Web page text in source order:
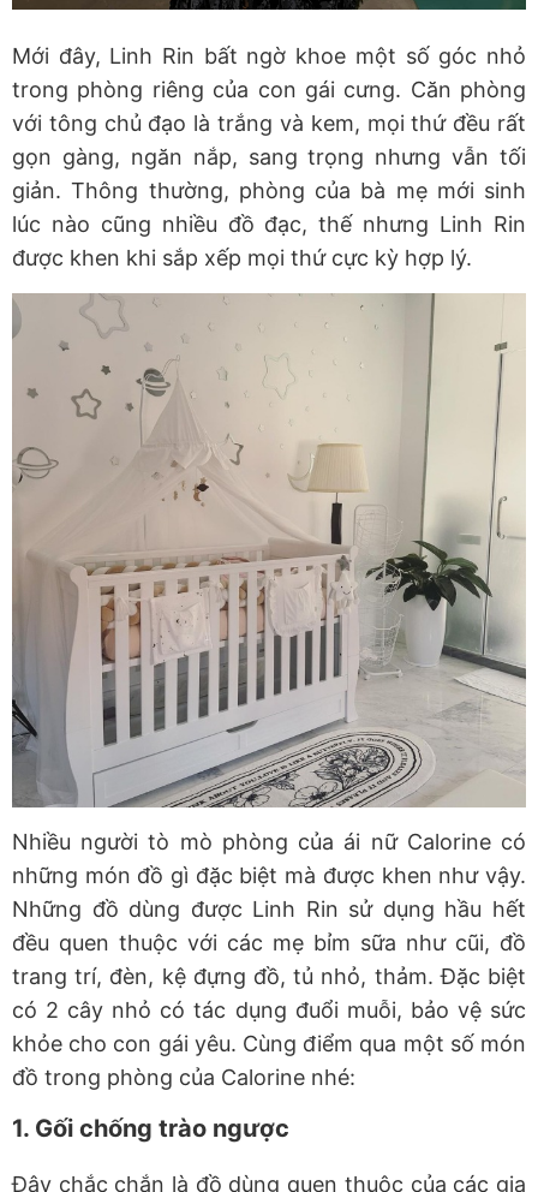
Mới đây, Linh Rin bất ngờ khoe một số góc nhỏ
trong phòng riêng của con gái cưng. Căn phòng
với tông chủ đạo là trắng và kem, mọi thứ đều rất
gọn gàng, ngăn nắp, sang trọng nhưng vẫn tối
giản. Thông thường, phòng của bà mẹ mới sinh
lúc nào cũng nhiều đồ đạc, thế nhưng Linh Rin
được khen khi sắp xếp mọi thứ cực kỳ hợp lý.
Nhiều người tò mò phòng của ái nữ Calorine có
những món đồ gì đặc biệt mà được khen như vậy.
Những đồ dùng được Linh Rin sử dụng hầu hết
đều quen thuộc với các mẹ bỉm sữa như cũi, đồ
trang trí, đèn, kệ đựng đồ, tủ nhỏ, thảm. Đặc biệt
có 2 cây nhỏ có tác dụng đuổi muỗi, bảo vệ sức
khỏe cho con gái yêu. Cùng điểm qua một số món
đồ trong phòng của Calorine nhé:
1. Gối chống trào ngược
Đây chắc chắn là đồ dùng quen thuộc của các gia